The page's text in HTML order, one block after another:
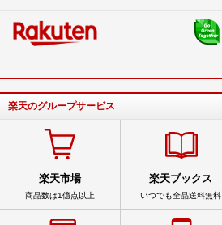
楽天のグループサービス
楽天市場
商品数は1億点以上
楽天ブックス
いつでも全品送料無料